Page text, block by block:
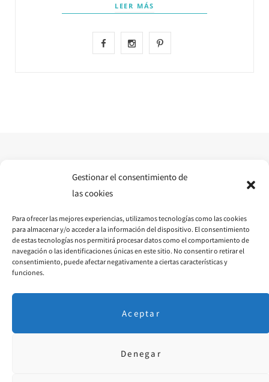
Gestionar el consentimiento de
las cookies
Para ofrecer las mejores experiencias, utilizamos tecnologías como las cookies
para almacenar y/o acceder a la información del dispositivo. El consentimiento
de estas tecnologías nos permitirá procesar datos como el comportamiento de
navegación o las identificaciones únicas en este sitio. No consentir o retirar el
consentimiento, puede afectar negativamente a ciertas características y
funciones.
Aceptar
Denegar
LEER MÁS
F
o
k
I
r
m
P
e
t